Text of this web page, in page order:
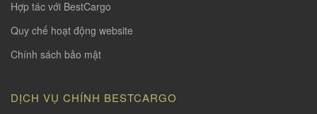
Hợp tác với BestCargo
Quy chế hoạt động website
Chính sách bảo mật
DỊCH VỤ CHÍNH BESTCARGO